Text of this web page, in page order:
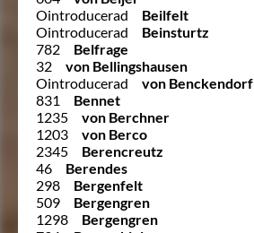
Ointroducerad
Beilfelt
Ointroducerad
Beinsturtz
782
Belfrage
32
von Bellingshausen
Ointroducerad
von Benckendorf
831
Bennet
1235
von Berchner
1203
von Berco
2345
Berencreutz
46
Berendes
298
Bergenfelt
509
Bergengren
1298
Bergengren